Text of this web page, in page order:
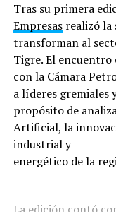
Tras su primera
Empresasrealizó la
transforman al
Tigre. El encuentro
con la Cámara
a líderes gremiales
propósito de
Artificial, la
industrial y
energético de la